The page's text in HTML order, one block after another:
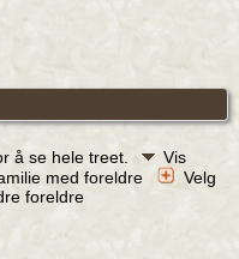
å se hele treet.
Vis
med foreldre
Velg
foreldre